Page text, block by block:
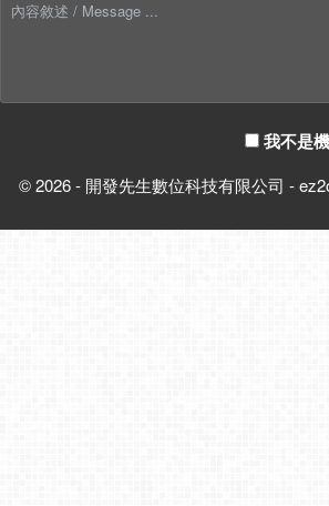
我不是
© 2026 - 開發先生數位科技有限公司 -